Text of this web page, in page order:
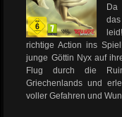
richtige Action ins
junge Göttin Nyx auf
Flug durch die
Griechenlands und
voller Gefahren und